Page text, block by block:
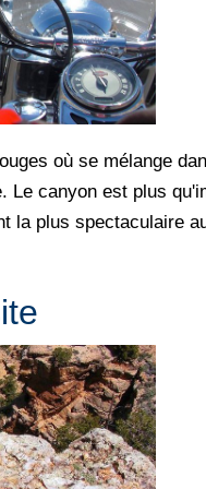
où se mélange
canyon est plus
la plus spectaculaire